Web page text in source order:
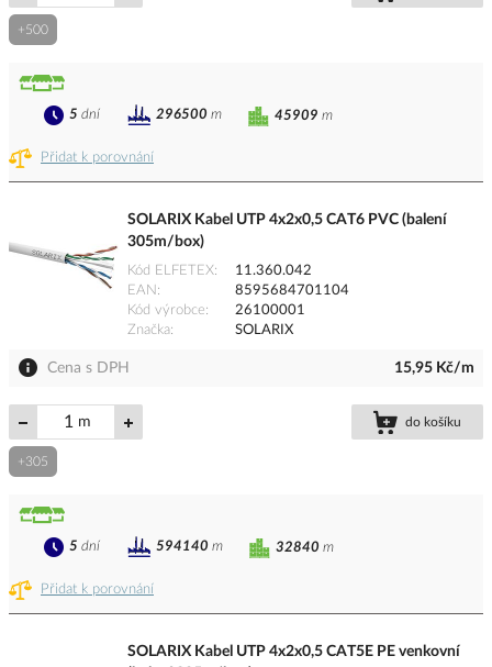
+500
Přidat k porovnání
45909 m
5 dní 296500 m
SOLARIX Kabel UTP 4x2x0,5 CAT6 PVC (balení
305m/box)
Kód ELFETEX
11.360.042
EAN
8595684701104
Kód výrobce
26100001
Značka
SOLARIX
Cena s DPH 15,95 Kč/m
m do košíku
+305
Přidat k porovnání
32840 m
5 dní 594140 m
SOLARIX Kabel UTP 4x2x0,5 CAT5E PE venkovní